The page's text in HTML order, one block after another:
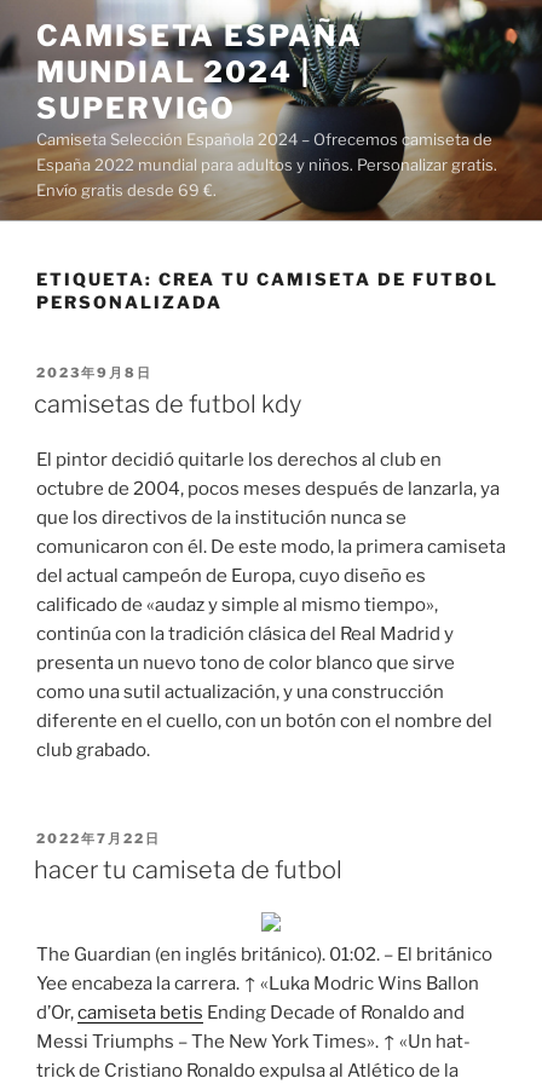
al
contenido
CAMISETA ESPAÑA
MUNDIAL 2024 |
SUPERVIGO
Camiseta Selección Española 2024 – Ofrecemos camiseta de
España 2022 mundial para adultos y niños. Personalizar gratis.
Envío gratis desde 69 €.
ETIQUETA: CREA TU CAMISETA DE FUTBOL
PERSONALIZADA
PUBLICADO
2023年9月8日
camisetas de futbol kdy
El pintor decidió quitarle los derechos al club en
octubre de 2004, pocos meses después de lanzarla, ya
que los directivos de la institución nunca se
comunicaron con él. De este modo, la primera camiseta
del actual campeón de Europa, cuyo diseño es
calificado de «audaz y simple al mismo tiempo»,
continúa con la tradición clásica del Real Madrid y
presenta un nuevo tono de color blanco que sirve
como una sutil actualización, y una construcción
diferente en el cuello, con un botón con el nombre del
club grabado.
PUBLICADO
EL
2022年7月22日
hacer tu camiseta de futbol
The Guardian (en inglés británico). 01:02. – El británico
Yee encabeza la carrera. ↑ «Luka Modric Wins Ballon
d’Or,camiseta betis Ending Decade of Ronaldo and
Messi Triumphs – The New York Times». ↑ «Un hat-
trick de Cristiano Ronaldo expulsa al Atlético de la